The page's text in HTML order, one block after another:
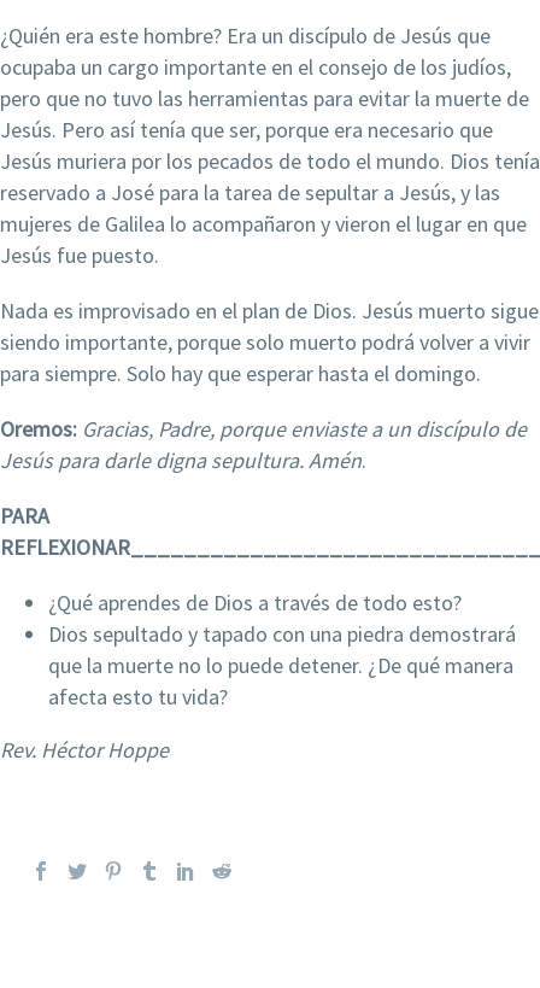
¿Quién era este hombre? Era un discípulo de Jesús que
ocupaba un cargo importante en el consejo de los judíos,
pero que no tuvo las herramientas para evitar la muerte de
Jesús. Pero así tenía que ser, porque era necesario que
Jesús muriera por los pecados de todo el mundo. Dios tenía
reservado a José para la tarea de sepultar a Jesús, y las
mujeres de Galilea lo acompañaron y vieron el lugar en que
Jesús fue puesto.
Nada es improvisado en el plan de Dios. Jesús muerto sigue
siendo importante, porque solo muerto podrá volver a vivir
para siempre. Solo hay que esperar hasta el domingo.
Oremos: Gracias, Padre, porque enviaste a un discípulo de
Jesús paradarle digna sepultura. Amén.
PARA
¿Qué aprendes de Dios a través de todo esto?
Dios sepultado y tapado con una piedra demostrará
que la muerte no lo puede detener. ¿De qué manera
afecta esto tu vida?
Rev. Héctor Hoppe